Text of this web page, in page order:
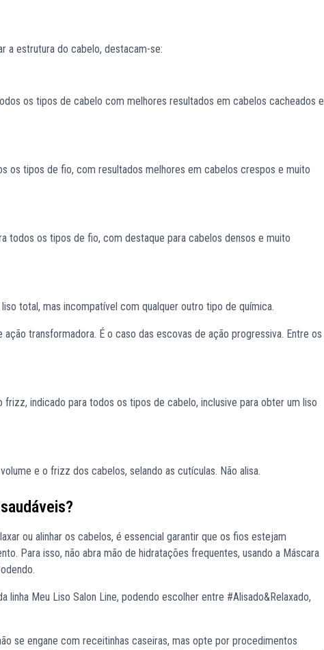
a estrutura do cabelo, destacam-se:
os tipos de cabelo com melhores resultados em cabelos cacheados e
os tipos de fio, com resultados melhores em cabelos crespos e muito
todos os tipos de fio, com destaque para cabelos densos e muito
total, mas incompatível com qualquer outro tipo de química.
transformadora. É o caso das escovas de ação progressiva. Entre os
indicado para todos os tipos de cabelo, inclusive para obter um liso
e o frizz dos cabelos, selando as cutículas. Não alisa.
ou alinhar os cabelos, é essencial garantir que os fios estejam
Para isso, não abra mão de hidratações frequentes, usando a Máscara
Meu Liso Salon Line, podendo escolher entre #Alisado&Relaxado,
se engane com receitinhas caseiras, mas opte por procedimentos